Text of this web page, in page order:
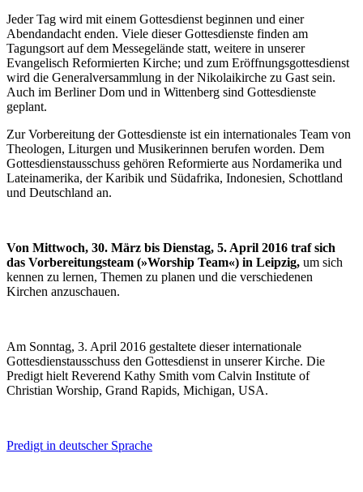
Jeder Tag wird mit einem Gottesdienst beginnen und einer
Abendandacht enden. Viele dieser Gottesdienste finden am
Tagungsort auf dem Messegelände statt, weitere in unserer
Evangelisch Reformierten Kirche; und zum Eröffnungsgottesdienst
wird die Generalversammlung in der Nikolaikirche zu Gast sein.
Auch im Berliner Dom und in Wittenberg sind Gottesdienste
geplant.
Zur Vorbereitung der Gottesdienste ist ein internationales Team von
Theologen, Liturgen und Musikerinnen berufen worden. Dem
Gottesdienstausschuss gehören Reformierte aus Nordamerika und
Lateinamerika, der Karibik und Südafrika, Indonesien, Schottland
und Deutschland an.
Von Mittwoch, 30. März bis Dienstag, 5. April 2016 traf sich
das Vorbereitungsteam (»Worship Team«) in Leipzig, um sich
kennen zu lernen, Themen zu planen und die verschiedenen
Kirchen anzuschauen.
Am Sonntag, 3. April 2016 gestaltete dieser internationale
Gottesdienstausschuss den Gottesdienst in unserer Kirche. Die
Predigt hielt Reverend Kathy Smith vom Calvin Institute of
Christian Worship, Grand Rapids, Michigan, USA.
Predigt in deutscher Sprache